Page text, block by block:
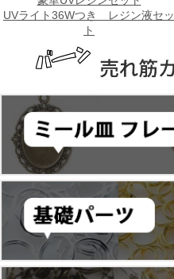
UVライト36Wつき レジン液セッ
ト